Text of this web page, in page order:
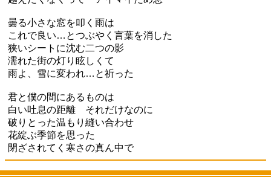
曇る小さな窓を叩く雨は
これで良い…とつぶやく言葉を消した
狭いシートに沈む二つの影
濡れた街の灯り眩しくて
雨よ、雪に変われ…と祈った
君と僕の間にあるものは
白い吐息の距離 それだけなのに
破りとった温もり縫い合わせ
花綻ぶ季節を思った
閉ざされてく寒さの真ん中で